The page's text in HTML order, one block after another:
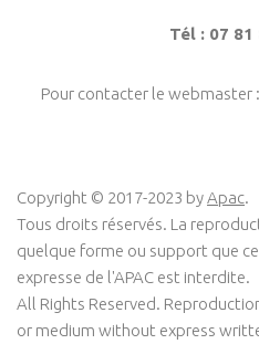
Tél : 07 81
Pour contacter le webmaster :
Copyright © 2017-2023 byApac.
Tous droits réservés. La
quelque forme ou support que
expresse de l'APAC est interdite.
All Rights Reserved.
or medium without express